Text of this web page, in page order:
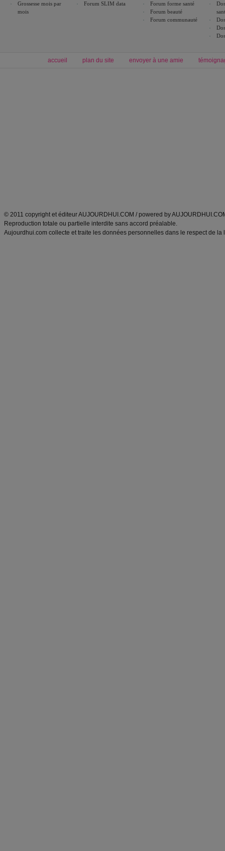
Grossesse mois par
mois
Forum SLIM data
Forum forme santé
Forum beauté
Forum communauté
accueil plan du site envoyer à une amie
© 2011 copyright et éditeur AUJOURDHUI.COM / powered by
Reproduction totale ou partielle interdite sans accord préalable.
Aujourdhui.com collecte et traite les données personnelles dans le respect de